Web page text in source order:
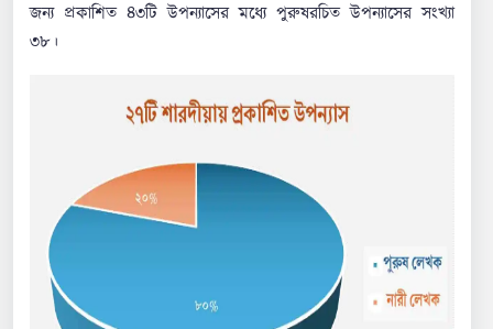
জন্য প্রকাশিত ৪৩টি উপন্যাসের মধ্যে পুরুষরচিত উপন্যাসের সংখ্যা
৩৮।